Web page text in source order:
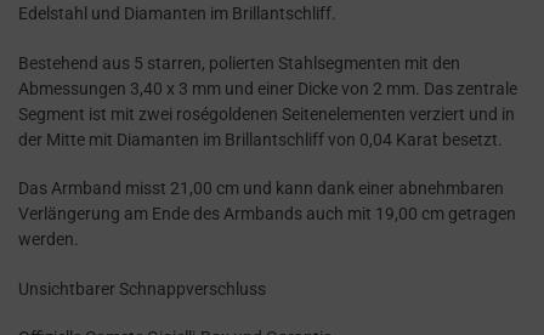
Edelstahl und Diamanten im Brillantschliff.
Bestehend aus 5 starren, polierten Stahlsegmenten mit den
Abmessungen 3,40 x 3 mm und einer Dicke von 2 mm. Das zentrale
Segment ist mit zwei roségoldenen Seitenelementen verziert und in
der Mitte mit Diamanten im Brillantschliff von 0,04 Karat besetzt.
Das Armband misst 21,00 cm und kann dank einer abnehmbaren
Verlängerung am Ende des Armbands auch mit 19,00 cm getragen
werden.
Unsichtbarer Schnappverschluss